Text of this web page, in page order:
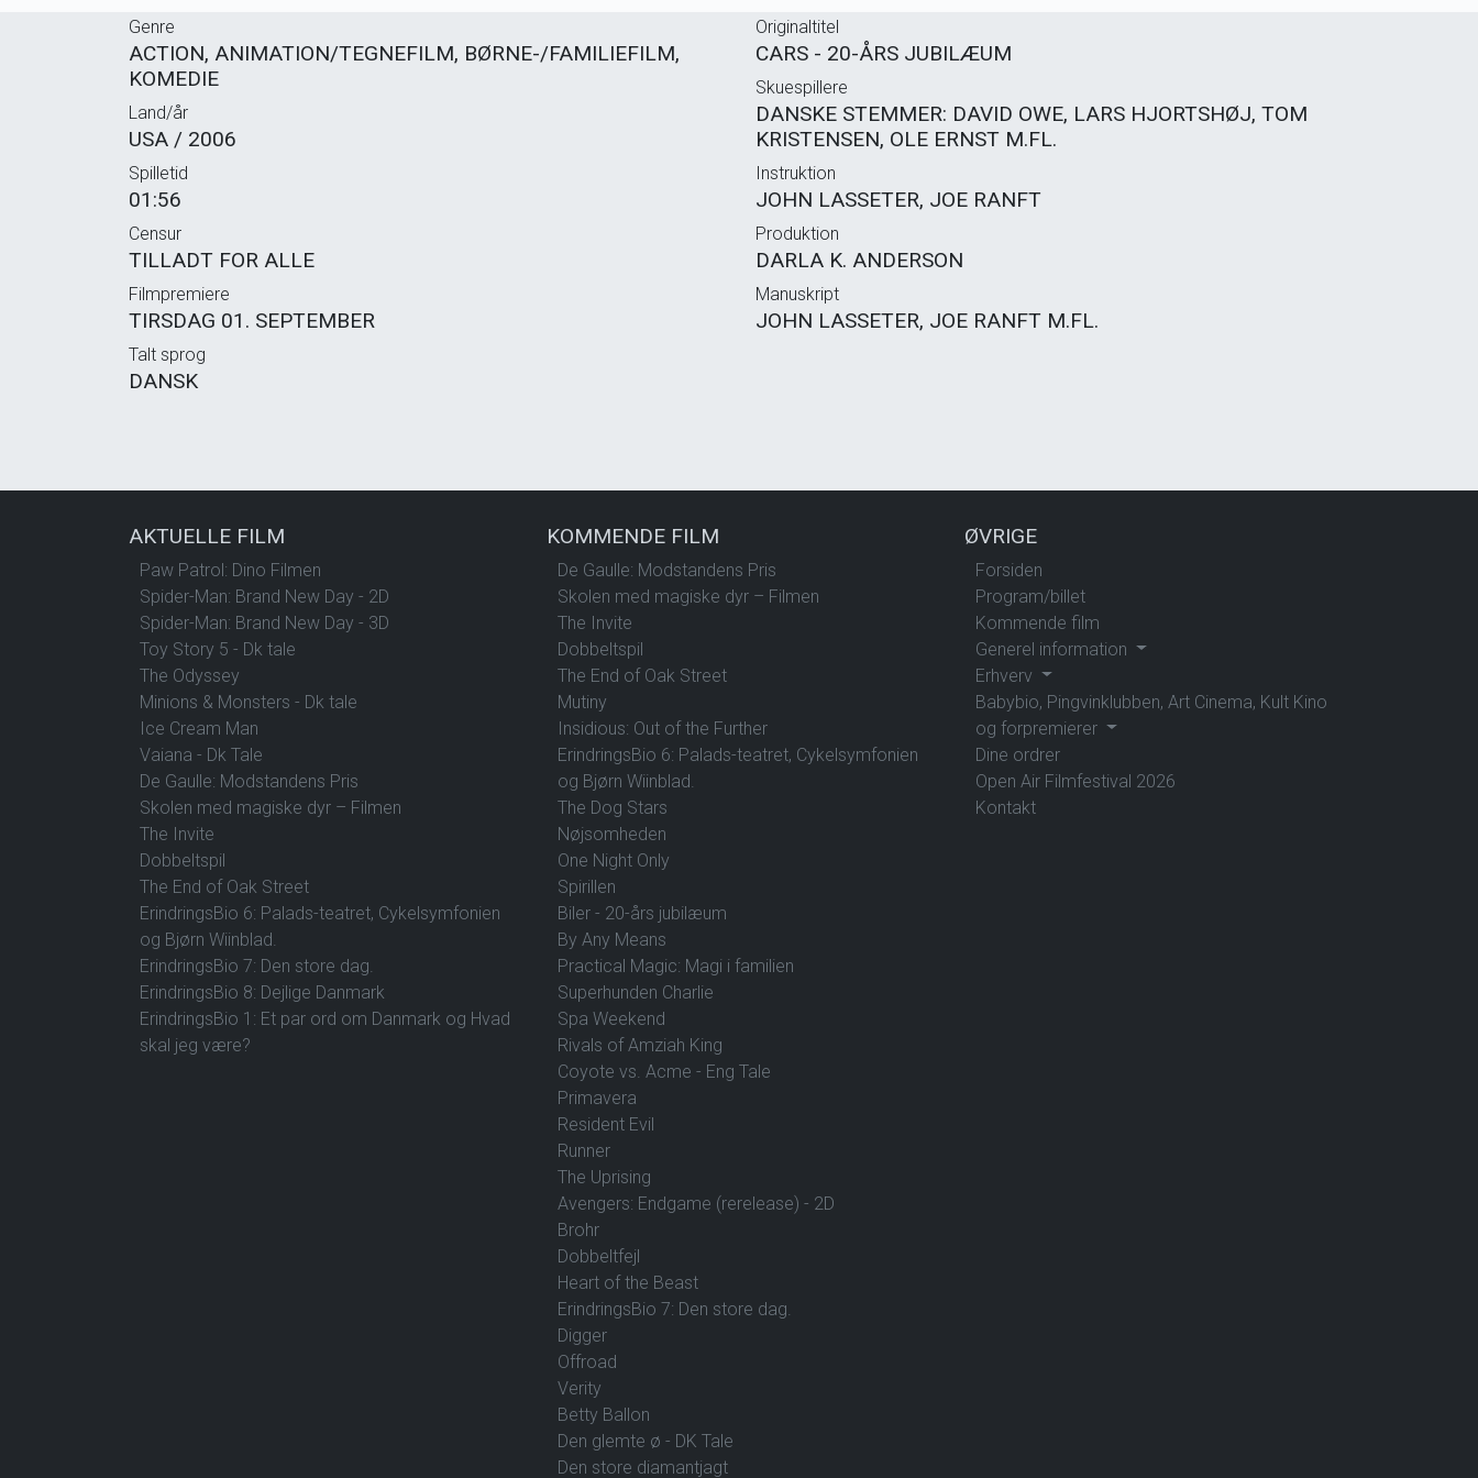
Genre
ACTION, ANIMATION/TEGNEFILM, BØRNE-/FAMILIEFILM,
KOMEDIE
Land/år
USA / 2006
Spilletid
01:56
Censur
TILLADT FOR ALLE
Filmpremiere
TIRSDAG 01. SEPTEMBER
Talt sprog
DANSK
Originaltitel
CARS - 20-ÅRS JUBILÆUM
Skuespillere
DANSKE STEMMER: DAVID OWE, LARS HJORTSHØJ, TOM
KRISTENSEN, OLE ERNST M.FL.
Instruktion
JOHN LASSETER, JOE RANFT
Produktion
DARLA K. ANDERSON
Manuskript
JOHN LASSETER, JOE RANFT M.FL.
AKTUELLE FILM
Paw Patrol: Dino Filmen
Spider-Man: Brand New Day - 2D
Spider-Man: Brand New Day - 3D
Toy Story 5 - Dk tale
The Odyssey
Minions & Monsters - Dk tale
Ice Cream Man
Vaiana - Dk Tale
De Gaulle: Modstandens Pris
Skolen med magiske dyr – Filmen
The Invite
Dobbeltspil
The End of Oak Street
ErindringsBio 6: Palads-teatret, Cykelsymfonien
og Bjørn Wiinblad.
ErindringsBio 7: Den store dag.
ErindringsBio 8: Dejlige Danmark
ErindringsBio 1: Et par ord om Danmark og Hvad
skal jeg være?
KOMMENDE FILM
De Gaulle: Modstandens Pris
Skolen med magiske dyr – Filmen
The Invite
Dobbeltspil
The End of Oak Street
Mutiny
Insidious: Out of the Further
ErindringsBio 6: Palads-teatret, Cykelsymfonien
og Bjørn Wiinblad.
The Dog Stars
Nøjsomheden
One Night Only
Spirillen
Biler - 20-års jubilæum
By Any Means
Practical Magic: Magi i familien
Superhunden Charlie
Spa Weekend
Rivals of Amziah King
Coyote vs. Acme - Eng Tale
Primavera
Resident Evil
Runner
The Uprising
Avengers: Endgame (rerelease) - 2D
Brohr
Dobbeltfejl
Heart of the Beast
ErindringsBio 7: Den store dag.
Digger
Offroad
Verity
Betty Ballon
Den glemte ø - DK Tale
Den store diamantjagt
ØVRIGE
Forsiden
Program/billet
Kommende film
Generel information
Erhverv
Babybio, Pingvinklubben, Art Cinema, Kult Kino
og forpremierer
Dine ordrer
Open Air Filmfestival 2026
Kontakt